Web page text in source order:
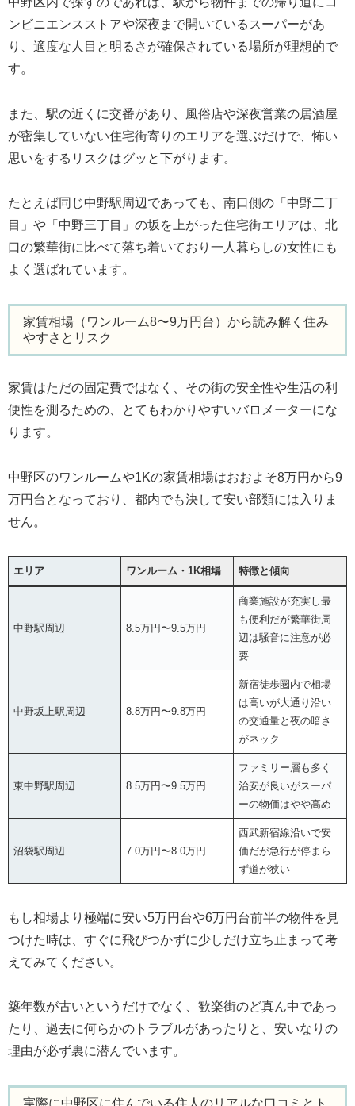
ンビニエンスストアや深夜まで開いているスーパーがあ
り、適度な人目と明るさが確保されている場所が理想的で
す。
また、駅の近くに交番があり、風俗店や深夜営業の居酒屋
が密集していない住宅街寄りのエリアを選ぶだけで、怖い
思いをするリスクはグッと下がります。
たとえば同じ中野駅周辺であっても、南口側の「中野二丁
目」や「中野三丁目」の坂を上がった住宅街エリアは、北
口の繁華街に比べて落ち着いており一人暮らしの女性にも
よく選ばれています。
家賃相場（ワンルーム8〜9万円台）から読み解く住み
やすさとリスク
家賃はただの固定費ではなく、その街の安全性や生活の利
便性を測るための、とてもわかりやすいバロメーターにな
ります。
中野区のワンルームや1Kの家賃相場はおおよそ8万円から9
万円台となっており、都内でも決して安い部類には入りま
せん。
エリア ワンルーム・1K相場 特徴と傾向
中野駅周辺 8.5万円〜9.5万円
商業施設が充実し最
も便利だが繁華街周
辺は騒音に注意が必
要
中野坂上駅周辺 8.8万円〜9.8万円
新宿徒歩圏内で相場
は高いが大通り沿い
の交通量と夜の暗さ
がネック
東中野駅周辺 8.5万円〜9.5万円
ファミリー層も多く
治安が良いがスーパ
ーの物価はやや高め
沼袋駅周辺 7.0万円〜8.0万円
西武新宿線沿いで安
価だが急行が停まら
ず道が狭い
もし相場より極端に安い5万円台や6万円台前半の物件を見
つけた時は、すぐに飛びつかずに少しだけ立ち止まって考
えてみてください。
築年数が古いというだけでなく、歓楽街のど真ん中であっ
たり、過去に何らかのトラブルがあったりと、安いなりの
理由が必ず裏に潜んでいます。